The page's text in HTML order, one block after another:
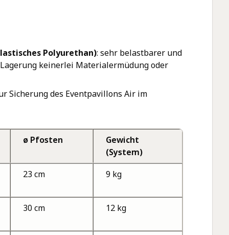
Polyurethan): sehr belastbarer und
keinerlei Materialermüdung oder
Sicherung des Eventpavillons Air im
ø Pfosten
Gewicht
(System)
23 cm
9 kg
30 cm 12 kg